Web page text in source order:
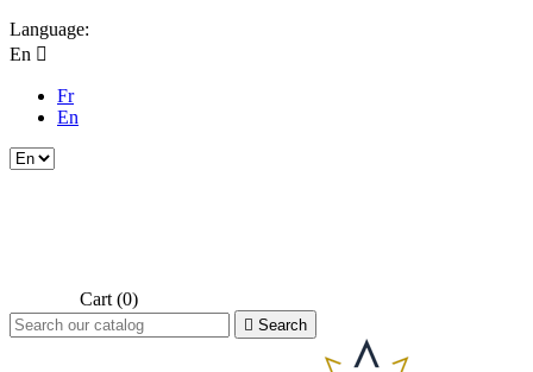
Language:
En 
Fr
En
Cart (0)
 Search